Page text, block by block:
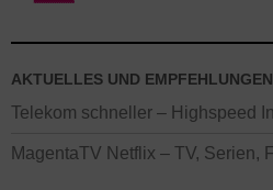
AKTUELLES UND EMPFEHLUNGEN
Telekom schneller – Highspeed
MagentaTV Netflix – TV, Serien,